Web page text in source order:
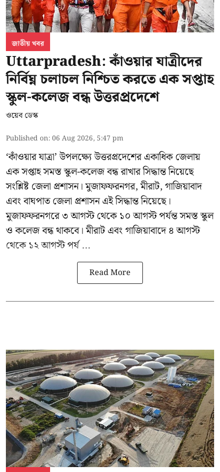
জাতীয় খবর
Uttarpradesh: কাঁওয়ার যাত্রীদের
নির্বিঘ্ন চলাচল নিশ্চিত করতে এক সপ্তাহ
স্কুল-কলেজ বন্ধ উত্তরপ্রদেশে
ওয়েব ডেস্ক
Published on:06 Aug 2026, 5:47 pm
‘কাঁওয়ার যাত্রা’উপলক্ষ্যে উত্তরপ্রদেশের একাধিক জেলায়
এক সপ্তাহ সমস্ত স্কুল-কলেজ বন্ধ রাখার সিদ্ধান্ত নিয়েছে
সংশ্লিষ্ট জেলা প্রশাসন। মুজাফফরনগর, মীরাট, গাজিয়াবাদ
এবং বাঘপাত জেলা প্রশাসন এই সিদ্ধান্ত নিয়েছে।
মুজাফফরনগরে ৩ আগস্ট থেকে ১০ আগস্ট পর্যন্ত সমস্ত স্কুল
ও কলেজ বন্ধ থাকবে। মীরাট এবং গাজিয়াবাদে ৪ আগস্ট
থেকে ১২ আগস্ট পর্য ...
Read More